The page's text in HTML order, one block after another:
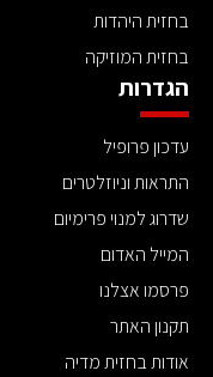
בחזית היהדות
בחזית המוזיקה
הגדרות
עדכון פרופיל
התראות וניוזלטרים
שדרוג למנוי פרימיום
המייל האדום
פרסמו אצלנו
תקנון האתר
אודות בחזית מדיה